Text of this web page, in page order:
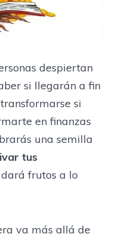
despiertan
si llegarán a fin
si
en finanzas
una semilla
tus
frutos a lo
va más allá de